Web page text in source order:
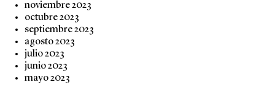
noviembre 2023
octubre 2023
septiembre 2023
agosto 2023
julio 2023
junio 2023
mayo 2023